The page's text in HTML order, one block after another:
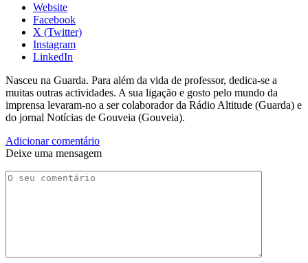
Website
Facebook
X (Twitter)
Instagram
LinkedIn
Nasceu na Guarda. Para além da vida de professor, dedica-se a
muitas outras actividades. A sua ligação e gosto pelo mundo da
imprensa levaram-no a ser colaborador da Rádio Altitude (Guarda) e
do jornal Notícias de Gouveia (Gouveia).
Adicionar comentário
Deixe uma mensagem